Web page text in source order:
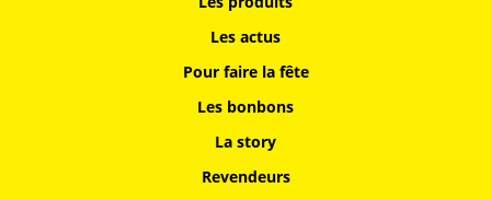
Les actus
Pour faire la fête
Les bonbons
La story
Revendeurs